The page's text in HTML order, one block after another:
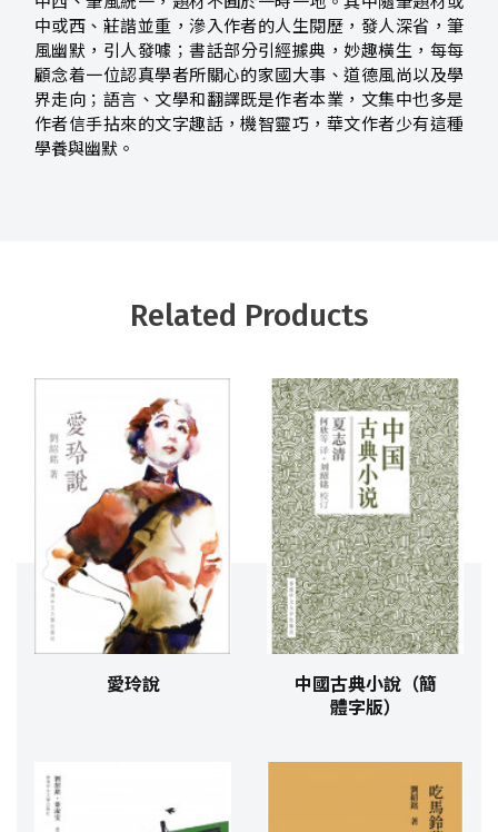
中或西、莊諧並重，滲入作者的人生閱歷，發人深省，筆
風幽默，引人發噱；書話部分引經據典，妙趣橫生，每每
顧念着一位認真學者所關心的家國大事、道德風尚以及學
界走向；語言、文學和翻譯既是作者本業，文集中也多是
作者信手拈來的文字趣話，機智靈巧，華文作者少有這種
學養與幽默。
Related Products
愛玲說
中國古典小說（簡
體字版）